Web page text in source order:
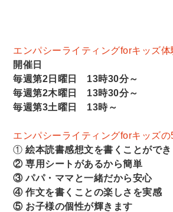
エンパシーライティングforキッズ体
開催日
毎週第2日曜日 13時30分～
毎週第2木曜日 13時30分～
毎週第3土曜日 13時～
エンパシーライティングforキッズ
①絵本読書感想文を書くことがで
② 専用シートがあるから簡単
③ パパ・ママと一緒だから安心
④ 作文を書くことの楽しさを実感
⑤ お子様の個性が輝きます